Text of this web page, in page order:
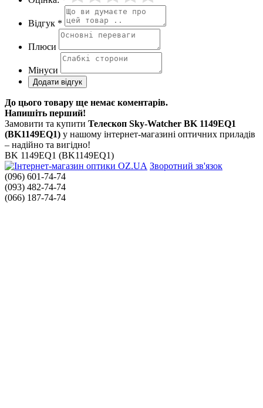
Відгук *
Плюси
Мінуси
До цього товару ще немає коментарів.
Напишіть перший!
Замовити та купити Телескоп Sky-Watcher BK 1149EQ1
(BK1149EQ1) у нашому інтернет-магазині оптичних приладів
– надійно та вигідно!
BK 1149EQ1 (BK1149EQ1)
Зворотний зв'язок
(096) 601-74-74
(093) 482-74-74
(066) 187-74-74